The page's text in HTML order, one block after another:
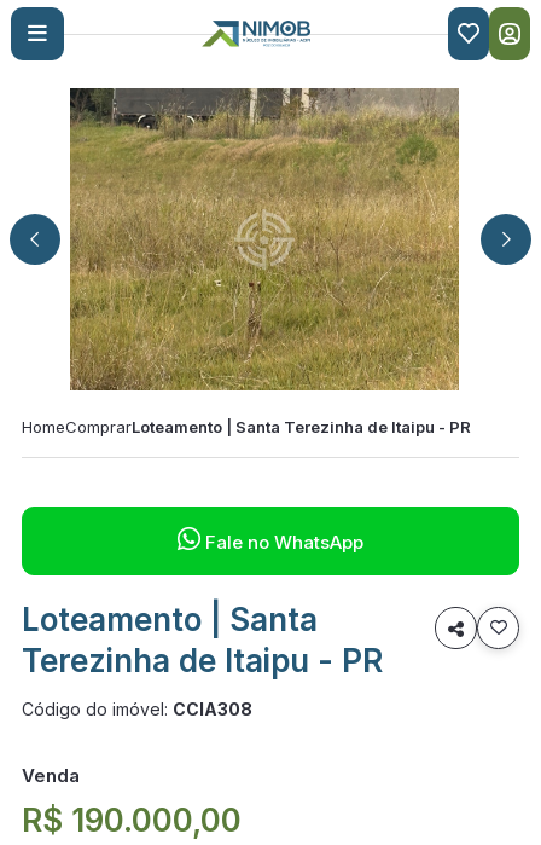

HomeComprarLoteamento | Santa Terezinha de Itaipu - PR
 Fale no WhatsApp
Loteamento | Santa
Terezinha de Itaipu - PR

Código do imóvel: CCIA308
Venda
R$ 190.000,00